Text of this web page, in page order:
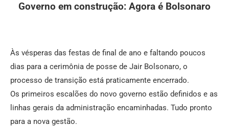
Governo em construção: Agora é Bolsonaro
Às vésperas das festas de final de ano e faltando poucos
dias para a cerimônia de posse de Jair Bolsonaro, o
processo de transição está praticamente encerrado.
Os primeiros escalões do novo governo estão definidos e as
linhas gerais da administração encaminhadas. Tudo pronto
para a nova gestão.